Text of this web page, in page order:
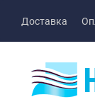
Доставка